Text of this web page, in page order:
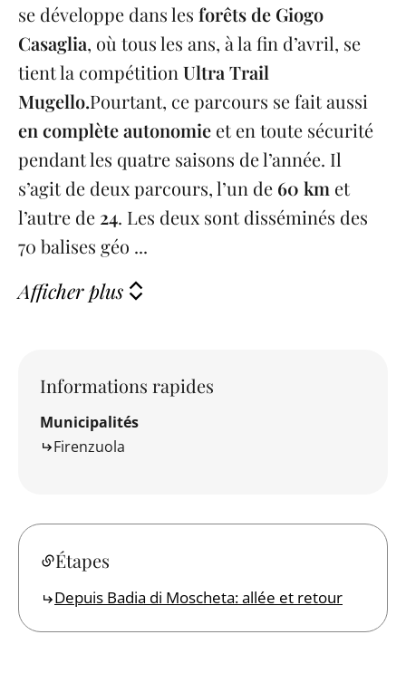
se développe dans les forêts de Giogo
Casaglia, où tous les ans, à la fin d’avril, se
tient la compétition Ultra Trail
Mugello.Pourtant, ce parcours se fait aussi
en complète autonomie et en toute sécurité
pendant les quatre saisons de l’année. Il
s’agit de deux parcours, l’un de 60 km et
l’autre de 24. Les deux sont disséminés des
70 balises géo ...
Afficher plus
Informations rapides
Municipalités
Firenzuola
Étapes
Depuis Badia di Moscheta: allée et retour